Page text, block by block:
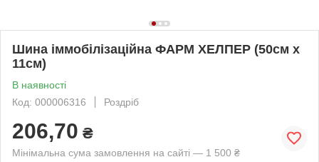
Шина іммобілізаційна ФАРМ ХЕЛПЕР (50см х
11см)
В наявності
Код: 000006316
Роздріб
206,70 ₴
Мінімальна сума замовлення на сайті — 1 500 ₴